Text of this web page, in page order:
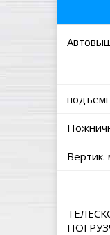
Вертик.